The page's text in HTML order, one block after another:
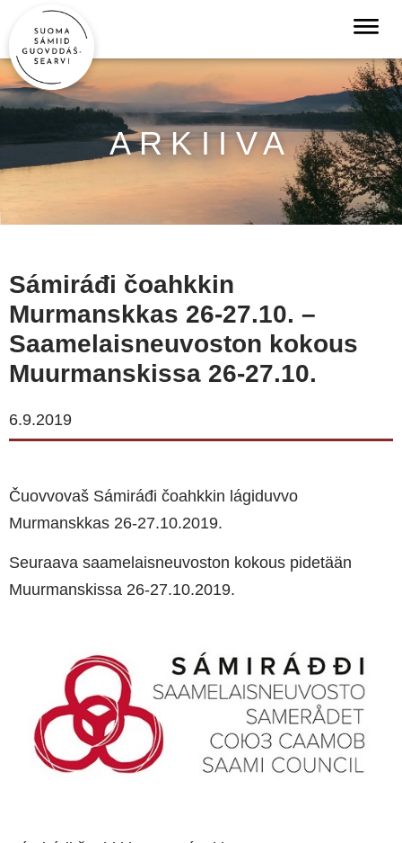
ARKIIVA
Sámiráđi čoahkkin
Murmanskkas 26-27.10. –
Saamelaisneuvoston kokous
Muurmanskissa 26-27.10.
6.9.2019
Čuovvovaš Sámiráđi čoahkkin lágiduvvo
Murmanskkas 26-27.10.2019.
Seuraava saamelaisneuvoston kokous pidetään
Muurmanskissa 26-27.10.2019.